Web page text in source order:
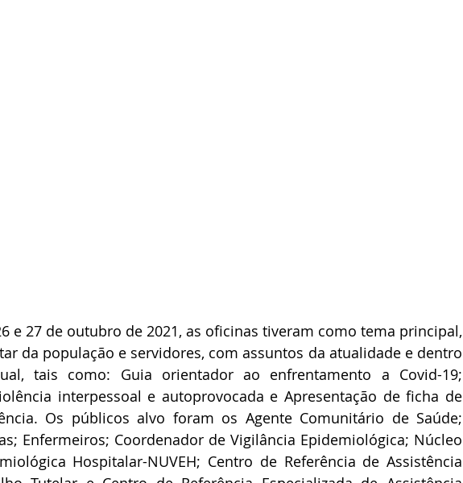
e 27 de outubro de 2021, as oficinas tiveram como tema principal,
da população e servidores, com assuntos da atualidade e dentro
tais como: Guia orientador ao enfrentamento a Covid-19;
interpessoal e autoprovocada e Apresentação de ficha de
Os públicos alvo foram os Agente Comunitário de Saúde;
Enfermeiros; Coordenador de Vigilância Epidemiológica; Núcleo
Hospitalar-NUVEH; Centro de Referência de Assistência